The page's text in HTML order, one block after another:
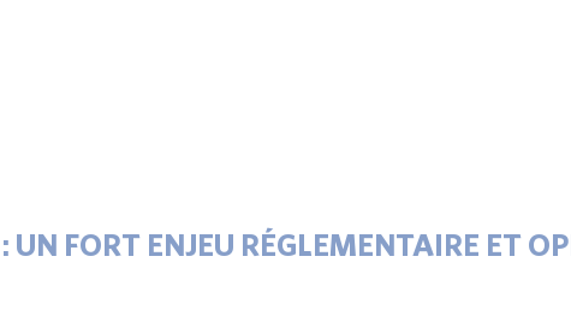
FORT ENJEU RÉGLEMENTAIRE ET